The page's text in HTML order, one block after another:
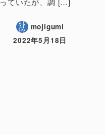
mojigumi
2022年5月18日